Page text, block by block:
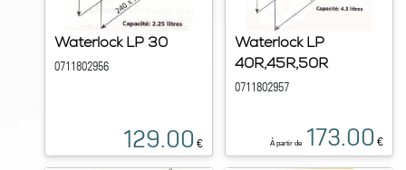
Waterlock LP 30
0711802956
129.00 €
Waterlock LP
40R,45R,50R
0711802957
À partir de 173.00 €